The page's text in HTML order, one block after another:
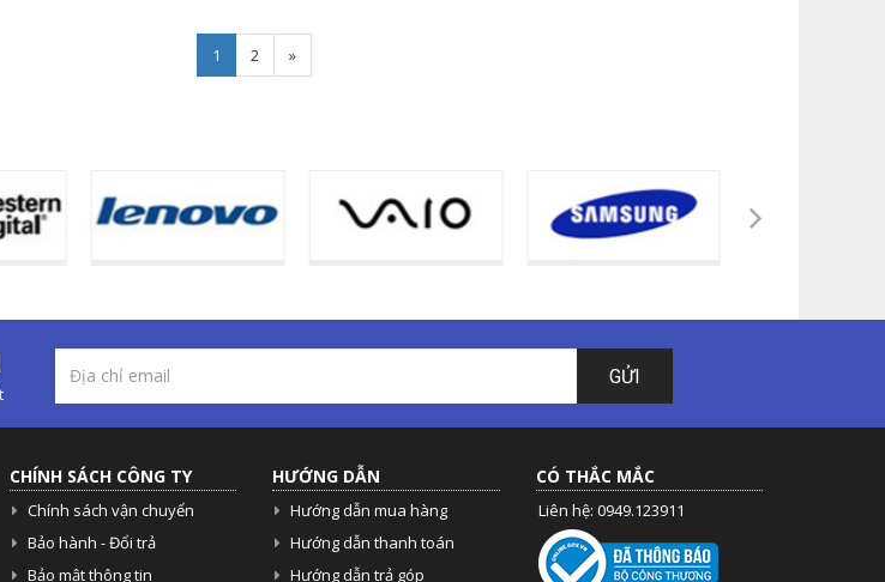
1 2 »Next
GỬI
CHÍNH SÁCH CÔNG TY
Chính sách vận chuyển
Bảo hành - Đổi trả
Bảo mật thông tin
HƯỚNG DẪN
Hướng dẫn mua hàng
Hướng dẫn thanh toán
Hướng dẫn trả góp
CÓ THẮC MẮC
Liên hệ: 0949.123911